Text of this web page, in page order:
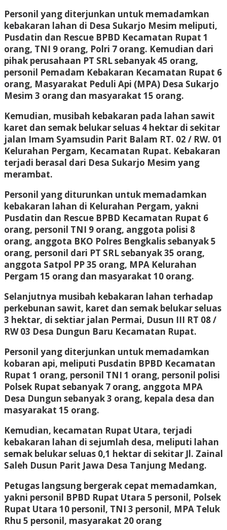
Personil yang diterjunkan untuk memadamkan
kebakaran lahan di Desa Sukarjo Mesim meliputi,
Pusdatin dan Rescue BPBD Kecamatan Rupat 1
orang, TNI 9 orang, Polri 7 orang. Kemudian dari
pihak perusahaan PT SRL sebanyak 45 orang,
personil Pemadam Kebakaran Kecamatan Rupat 6
orang, Masyarakat Peduli Api (MPA) Desa Sukarjo
Mesim 3 orang dan masyarakat 15 orang.
Kemudian, musibah kebakaran pada lahan sawit
karet dan semak belukar seluas 4 hektar di sekitar
jalan Imam Syamsudin Parit Balam RT. 02 / RW. 01
Kelurahan Pergam, Kecamatan Rupat. Kebakaran
terjadi berasal dari Desa Sukarjo Mesim yang
merambat.
Personil yang diturunkan untuk memadamkan
kebakaran lahan di Kelurahan Pergam, yakni
Pusdatin dan Rescue BPBD Kecamatan Rupat 6
orang, personil TNI 9 orang, anggota polisi 8
orang, anggota BKO Polres Bengkalis sebanyak 5
orang, personil dari PT SRL sebanyak 35 orang,
anggota Satpol PP 35 orang, MPA Kelurahan
Pergam 15 orang dan masyarakat 10 orang.
Selanjutnya musibah kebakaran lahan terhadap
perkebunan sawit, karet dan semak belukar seluas
3 hektar, di sektiar jalan Permai, Dusun III RT 08 /
RW 03 Desa Dungun Baru Kecamatan Rupat.
Personil yang diterjunkan untuk memadamkan
kobaran api, meliputi Pusdatin BPBD Kecamatan
Rupat 1 orang, personil TNI 1 orang, personil polisi
Polsek Rupat sebanyak 7 orang, anggota MPA
Desa Dungun sebanyak 3 orang, kepala desa dan
masyarakat 15 orang.
Kemudian, kecamatan Rupat Utara, terjadi
kebakaran lahan di sejumlah desa, meliputi lahan
semak belukar seluas 0,1 hektar di sekitar Jl. Zainal
Saleh Dusun Parit Jawa Desa Tanjung Medang.
Petugas langsung bergerak cepat memadamkan,
yakni personil BPBD Rupat Utara 5 personil, Polsek
Rupat Utara 10 personil, TNI 3 personil, MPA Teluk
Rhu 5 personil, masyarakat 20 orang